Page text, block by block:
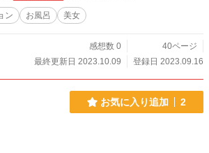
ン お風呂 美女
感想数 0
40ページ
最終更新日 2023.10.09
登録日 2023.09.16
お気に入り追加 2